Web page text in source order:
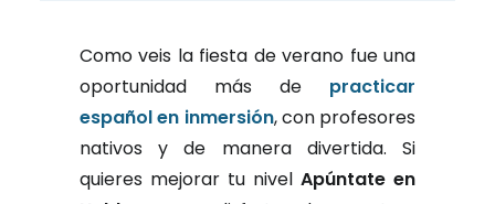
Como veis la fiesta de verano fue una
oportunidad más de practicar
español en inmersión, con profesores
nativos y de manera divertida. Si
quieres mejorar tu nivel Apúntate en